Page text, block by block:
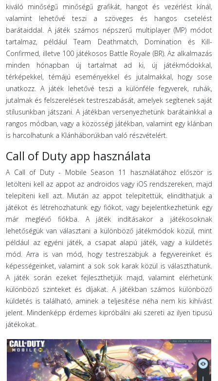
kiváló minőségű minőségű grafikát, hangot és vezérlést kínál,
valamint lehetővé teszi a szöveges és hangos csetelést
barátaiddal. A játék számos népszerű multiplayer (MP) módot
tartalmaz, például Team Deathmatch, Domination és Kill-
Confirmed, illetve 100 játékosos Battle Royale (BR). Az alkalmazás
minden hónapban új tartalmat ad ki, új játékmódokkal,
térképekkel, témájú eseményekkel és jutalmakkal, hogy sose
unatkozz. A játék lehetővé teszi a különféle fegyverek, ruhák,
jutalmak és felszerelések testreszabását, amelyek segítenek saját
stílusunkban játszani. A játékban versenyezhetünk barátainkkal a
rangos módban, vagy a közösségi játékban, valamint egy klánban
is harcolhatunk a Klánháborúkban való részvételért.
Call of Duty app használata
A Call of Duty - Mobile Season 11 használatához először is
letölteni kell az appot az androidos vagy iOS rendszereken, majd
telepíteni kell azt. Miután az appot telepítettük, elindíthatjuk a
játékot és létrehozhatunk egy fiókot, vagy bejelentkezhetünk egy
már meglévő fiókba. A játék indításakor a játékosoknak
lehetőségük van választani a különböző játékmódok közül, mint
például az egyéni játék, a csapat alapú játék, vagy a küldetés
mód. Arra is van mód, hogy testreszabjuk a fegyvereinket és
képességeinket, valamint a sok sok karak közül is választhatunk.
A játék során ezeket fejleszthetjük majd, valamint elérhetünk
különböző szinteket és díjakat. A játékban számos különböző
küldetés is található, aminek a teljesítése néha nem kis kihívást
jelent. Mindenképp érdemes kipróbálni aki szereti az ilyen tipusú
játékokat.